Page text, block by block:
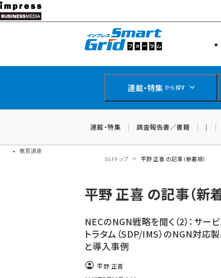
メ
イ
教育講座
スマート
連載・特集 から探す
連載・特集 調査報告書／書籍 |
ン
く
ず
SGFトップ 平野 正喜 の記事（新着順）
平野 正喜 の記事（新
NECのNGN戦略を聞く（2）：サービ
トラタム（SDP/IMS）のNGN対応
と導入事例
平野 正喜